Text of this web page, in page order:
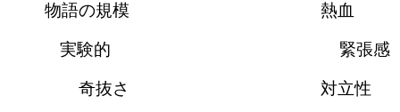
熱血
緊張感
対立性
奇抜さ
実験的
物語の規模